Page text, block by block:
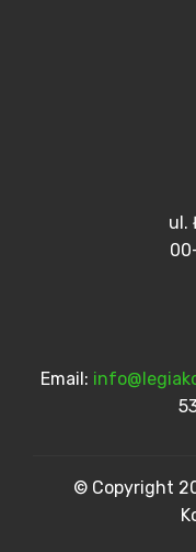
ul.
Email:
© Copyright